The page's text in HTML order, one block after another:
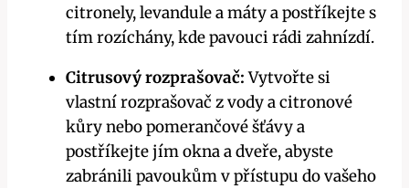
citronely, levandule a máty a postříkejte s
‍tím rozíchány, ​kde pavouci rádi zahnízdí.
Citrusový rozprašovač:Vytvořte si
vlastní rozprašovač z vody a citronové
kůry nebo pomerančové⁢ šťávy ​a
postříkejte jím okna a dveře, abyste⁣
zabránili‌ pavoukům⁢ v přístupu do⁢ vašeho